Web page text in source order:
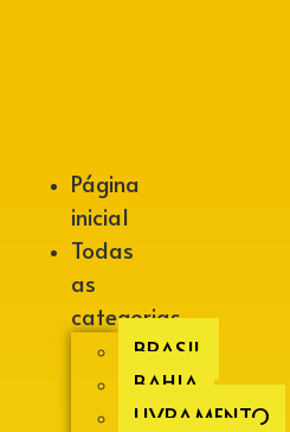
Página
inicial
Todas
as
categorias
BRASIL
BAHIA
LIVRAMENTO